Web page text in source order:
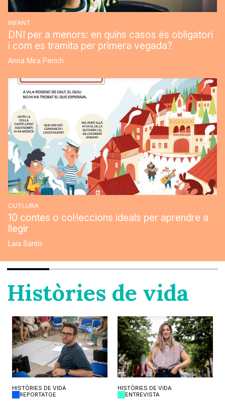
INFANT
DNI per a menors: en quins casos és obligatori
i com es tramita per primera vegada?
Anna Mira Perich
CUTLURA
10 contes o col·leccions ideals per aprendre a
llegir
Laia Santís
Històries de vida
HISTÒRIES DE VIDA
REPORTATGE
HISTÒRIES DE VIDA
ENTREVISTA